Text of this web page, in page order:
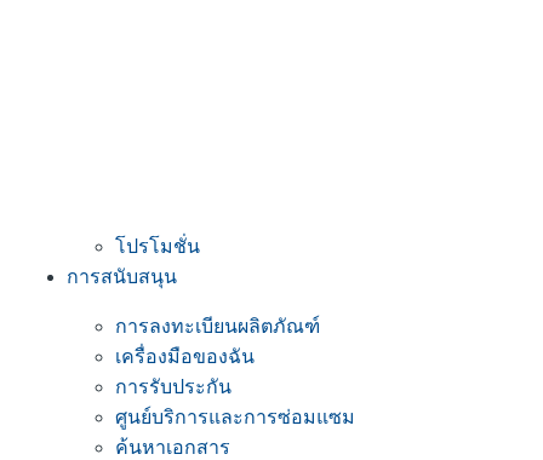
โปรโมชั่น
การสนับสนุน
การลงทะเบียนผลิตภัณฑ์
เครื่องมือของฉัน
การรับประกัน
ศูนย์บริการและการซ่อมแซม
ค้นหาเอกสาร